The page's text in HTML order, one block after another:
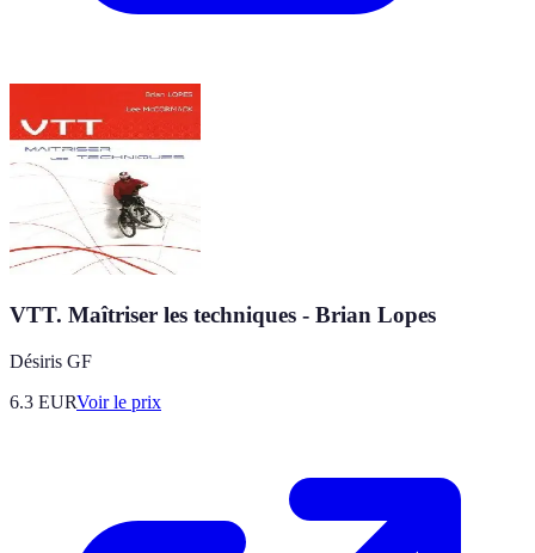
VTT. Maîtriser les techniques - Brian Lopes
Désiris GF
6.3 EURVoir le prix